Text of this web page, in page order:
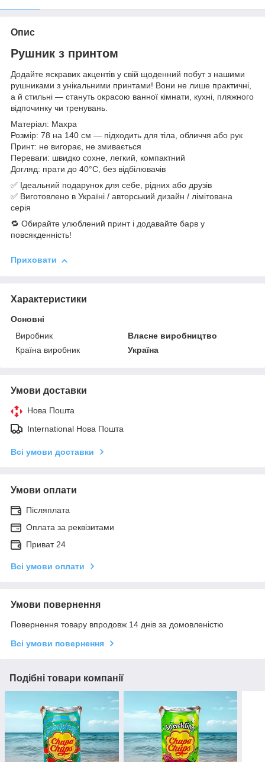
Опис
Рушник з принтом
Додайте яскравих акцентів у свій щоденний побут з нашими
рушниками з унікальними принтами! Вони не лише практичні,
а й стильні — стануть окрасою ванної кімнати, кухні, пляжного
відпочинку чи тренувань.
Матеріал: Махра
Розмір: 78 на 140 см — підходить для тіла, обличчя або рук
Принт: не вигорає, не змивається
Переваги: швидко сохне, легкий, компактний
Догляд: прати до 40°C, без відбілювачів
✅ Ідеальний подарунок для себе, рідних або друзів
✅ Виготовлено в Україні / авторський дизайн / лімітована
серія
🔁 Обирайте улюблений принт і додавайте барв у
повсякденність!
Приховати
Характеристики
Основні
Виробник
Власне виробництво
Країна виробник
Україна
Умови доставки
Нова Пошта
International Нова Пошта
Всі умови доставки
Умови оплати
Післяплата
Оплата за реквізитами
Приват 24
Всі умови оплати
Умови повернення
Повернення товару впродовж 14 днів за домовленістю
Всі умови повернення
Подібні товари компанії